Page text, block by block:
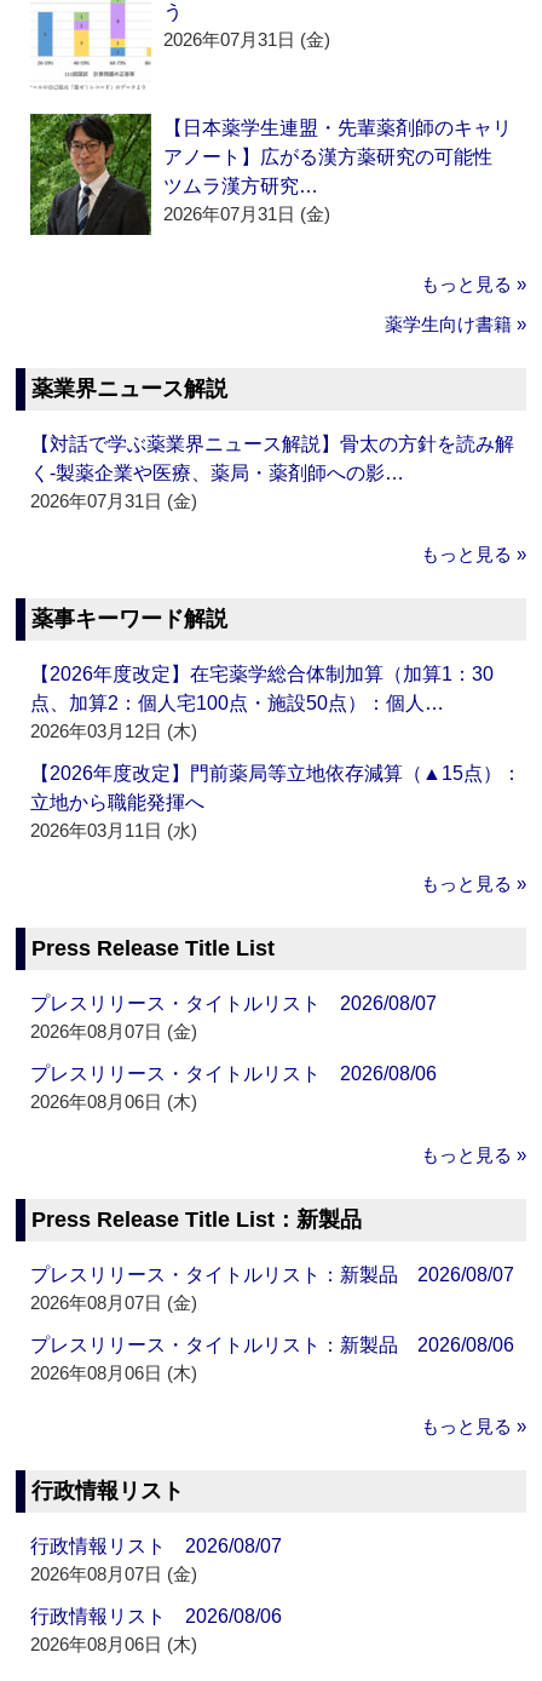
う
2026年07月31日 (金)
【日本薬学生連盟・先輩薬剤師のキャリ
アノート】広がる漢方薬研究の可能性
ツムラ漢方研究…
2026年07月31日 (金)
もっと見る »
薬学生向け書籍 »
薬業界ニュース解説
【対話で学ぶ薬業界ニュース解説】骨太の方針を読み解
く‐製薬企業や医療、薬局・薬剤師への影…
2026年07月31日 (金)
もっと見る »
薬事キーワード解説
【2026年度改定】在宅薬学総合体制加算（加算1：30
点、加算2：個人宅100点・施設50点）：個人…
2026年03月12日 (木)
【2026年度改定】門前薬局等立地依存減算（▲15点）：
立地から職能発揮へ
2026年03月11日 (水)
もっと見る »
Press Release Title List
プレスリリース・タイトルリスト 2026/08/07
2026年08月07日 (金)
プレスリリース・タイトルリスト 2026/08/06
2026年08月06日 (木)
もっと見る »
Press Release Title List：新製品
プレスリリース・タイトルリスト：新製品 2026/08/07
2026年08月07日 (金)
プレスリリース・タイトルリスト：新製品 2026/08/06
2026年08月06日 (木)
もっと見る »
行政情報リスト
行政情報リスト 2026/08/07
2026年08月07日 (金)
行政情報リスト 2026/08/06
2026年08月06日 (木)